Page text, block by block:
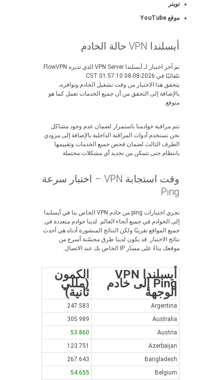
تويتر
موقع YouTube
أيسلندا VPN حالة الخادم
تم آخر اختبار لـ أيسلندا VPN Server الذي تديره FlowVPN
تلقائيًا في:2026-08-08 01:57:10 CST
يتحقق هذا الاختبار من وقت تشغيل الخادم وتوافره،
بالإضافة إلى التحقق من أن جميع الخدمات تعمل كما هو
متوقع.
تتم مراقبة خوادمنا باستمرار لضمان عدم وجود مشاكل.
نحن نستخدم أدوات المراقبة الداخلية بالإضافة إلى مزودي
الطرف الثالث لضمان فحص جميع الخدمات وتقييمها
بانتظام حتى نتمكن من تحديد أي مشكلات محتملة
وقت استجابة VPN – اختبار سرعة
Ping
نجري اختبارات ping من خادم VPN الخاص بنا في أيسلندا
إلى الخوادم في جميع أنحاء العالم. لدينا خوادم متعددة في
جميع المواقع تقريبًا ولكن النتائج المنشورة أدناه هي أحدث
نتائج الاختبار. قد يكون لدينا طرق محسّنة أسرع من
موقعك بناءً على مسار IP الخاص بك عند الاتصال.
أيسلندا VPN
Ping إلى خادم
الوجهة
الكمون
(مللي
ثانية)
Argentina
247.583
Australia
305.989
Austria
53.860
Azerbaijan
123.751
Bangladesh
267.643
Belgium
54.655